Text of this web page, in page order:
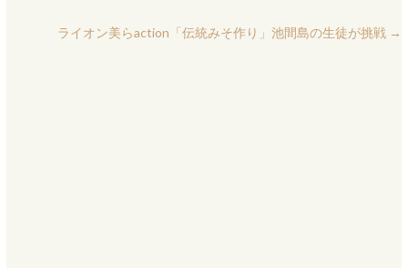
ライオン美らaction「伝統みそ作り」池間島の生徒が挑戦 →